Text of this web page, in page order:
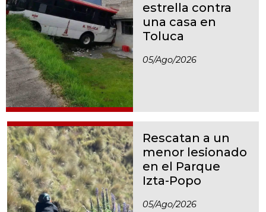
estrella contra
una casa en
Toluca
05/ago/2026
Rescatan a un
menor lesionado
en el Parque
Izta-Popo
05/ago/2026